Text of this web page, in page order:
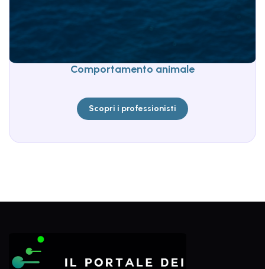
Comportamento animale
Scopri i professionisti